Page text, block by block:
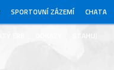
SPORTOVNÍ ZÁZEMÍ CHATA
STAHUJ